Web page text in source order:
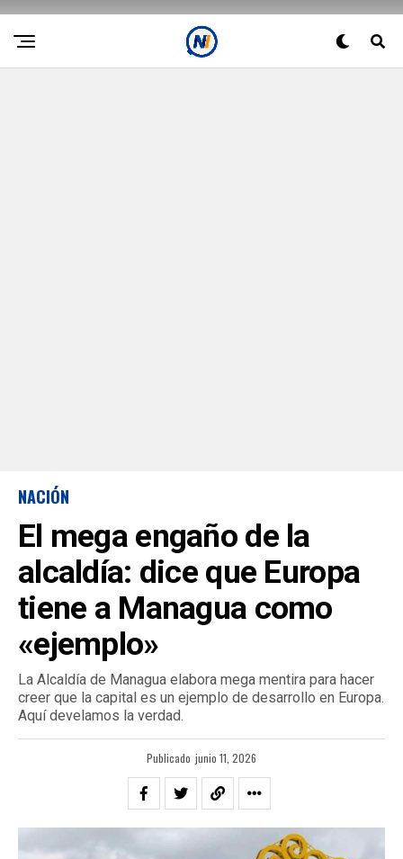
NACIÓN
El mega engaño de la
alcaldía: dice que Europa
tiene a Managua como
«ejemplo»
La Alcaldía de Managua elabora mega mentira para hacer
creer que la capital es un ejemplo de desarrollo en Europa.
Aquí develamos la verdad.
Publicado junio 11, 2026